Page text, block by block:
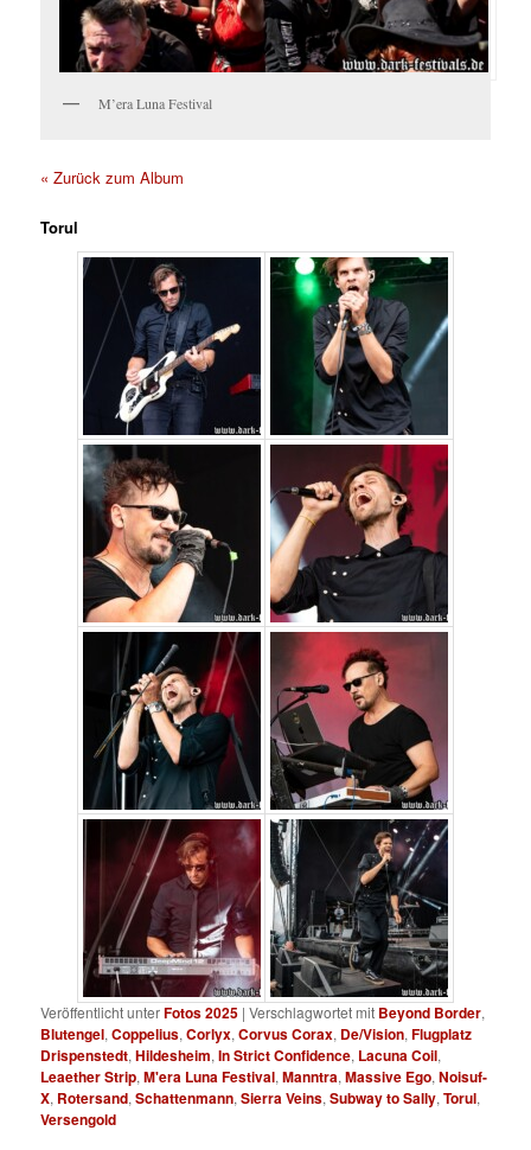
M’era Luna Festival
« Zurück zum Album
Torul
Veröffentlicht unterFotos 2025 |Verschlagwortet mit Beyond Border,
Blutengel,Coppelius,Corlyx,Corvus Corax, De/Vision,Flugplatz
Drispenstedt,Hildesheim,In Strict Confidence, Lacuna Coil,
Leaether Strip,M'era Luna Festival,Manntra,Massive Ego,Noisuf-
X, Rotersand,Schattenmann,Sierra Veins,Subway to Sally,Torul,
Versengold